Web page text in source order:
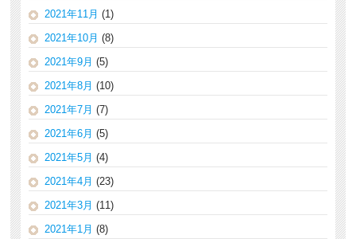
2021年11月 (1)
2021年10月 (8)
2021年9月 (5)
2021年8月 (10)
2021年7月 (7)
2021年6月 (5)
2021年5月 (4)
2021年4月 (23)
2021年3月 (11)
2021年1月 (8)